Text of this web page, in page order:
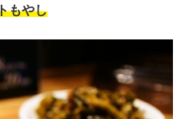
もやし